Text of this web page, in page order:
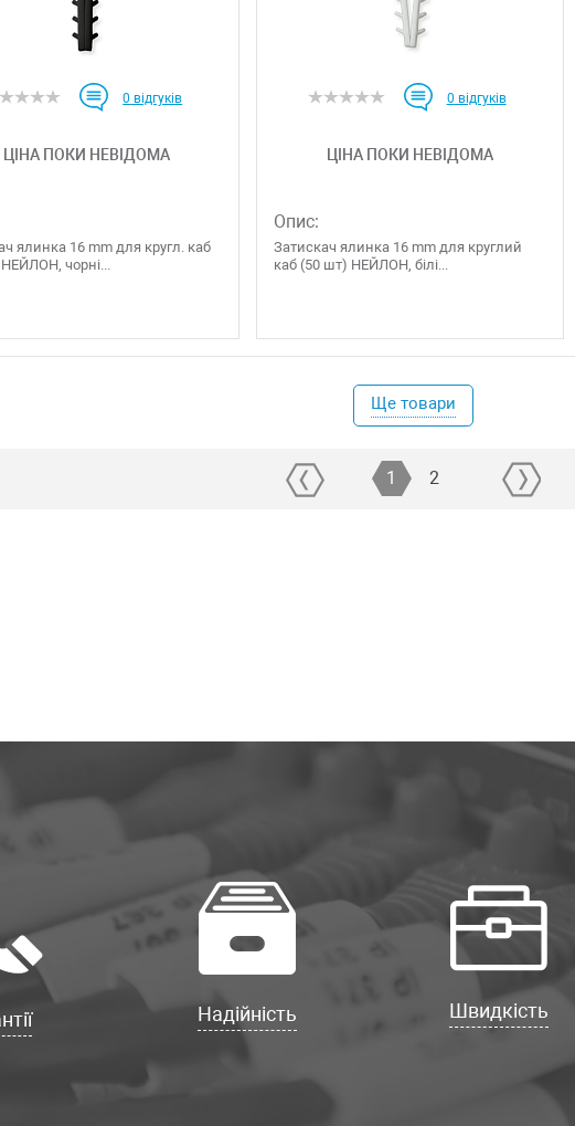
0 відгуків
ЦІНА ПОКИ НЕВІДОМА
ялинка 16 mm для кругл. каб
чорні...
0 відгуків
ЦІНА ПОКИ НЕВІДОМА
Опис:
Затискач ялинка 16 mm для круглий
каб (50 шт) НЕЙЛОН, білі...
Ще товари
1 2
Надійність Швидкість